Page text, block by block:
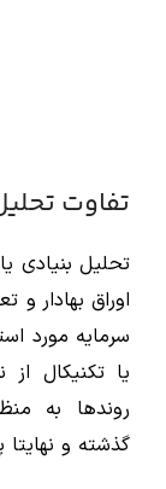
تفاوت
تحلیل بنیادی
اوراق بهادار
سرمایه مورد
یا تکنیکال
روندها به
گذشته و